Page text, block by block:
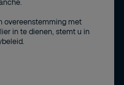
overeenstemming met
in te dienen, stemt u in